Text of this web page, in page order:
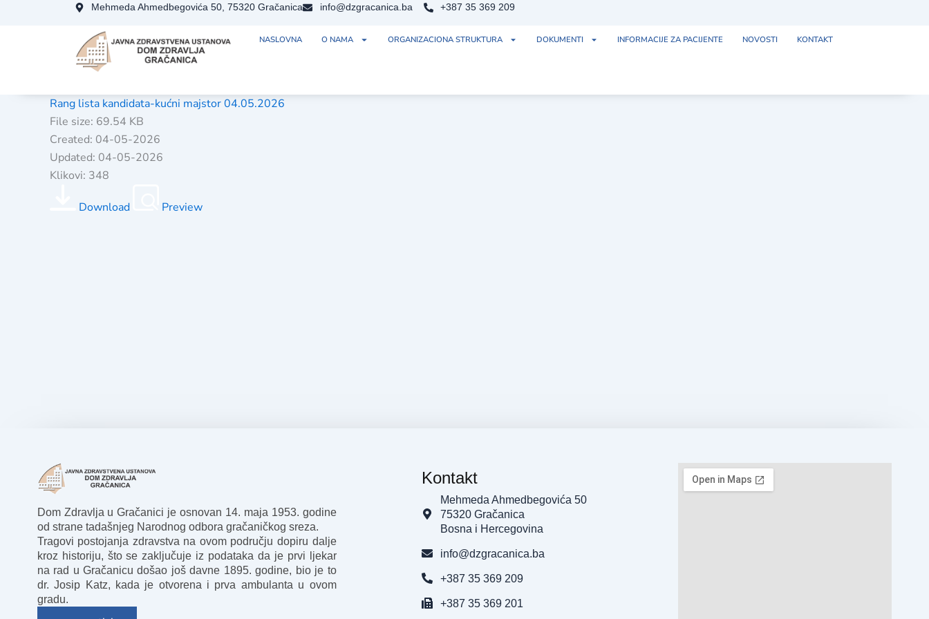
Mehmeda Ahmedbegovića 50, 75320 Gračanica info@dzgracanica.ba +387 35 369 209
NASLOVNA O NAMA ORGANIZACIONA STRUKTURA DOKUMENTI INFORMACIJE ZA PACIJENTE NOVOSTI KONTAKT
Rang lista kandidata-kućni majstor 04.05.2026
File size: 69.54 KB
Created: 04-05-2026
Updated: 04-05-2026
Klikovi: 348
Download Preview
Dom Zdravlja u Gračanici je osnovan 14. maja 1953. godine
od strane tadašnjeg Narodnog odbora gračaničkog sreza.
Tragovi postojanja zdravstva na ovom području dopiru dalje
kroz historiju, što se zaključuje iz podataka da je prvi ljekar
na rad u Gračanicu došao još davne 1895. godine, bio je to
dr. Josip Katz, kada je otvorena i prva ambulanta u ovom
gradu.
Kontakt
Mehmeda Ahmedbegovića 50
75320 Gračanica
Bosna i Hercegovina
info@dzgracanica.ba
+387 35 369 209
+387 35 369 201